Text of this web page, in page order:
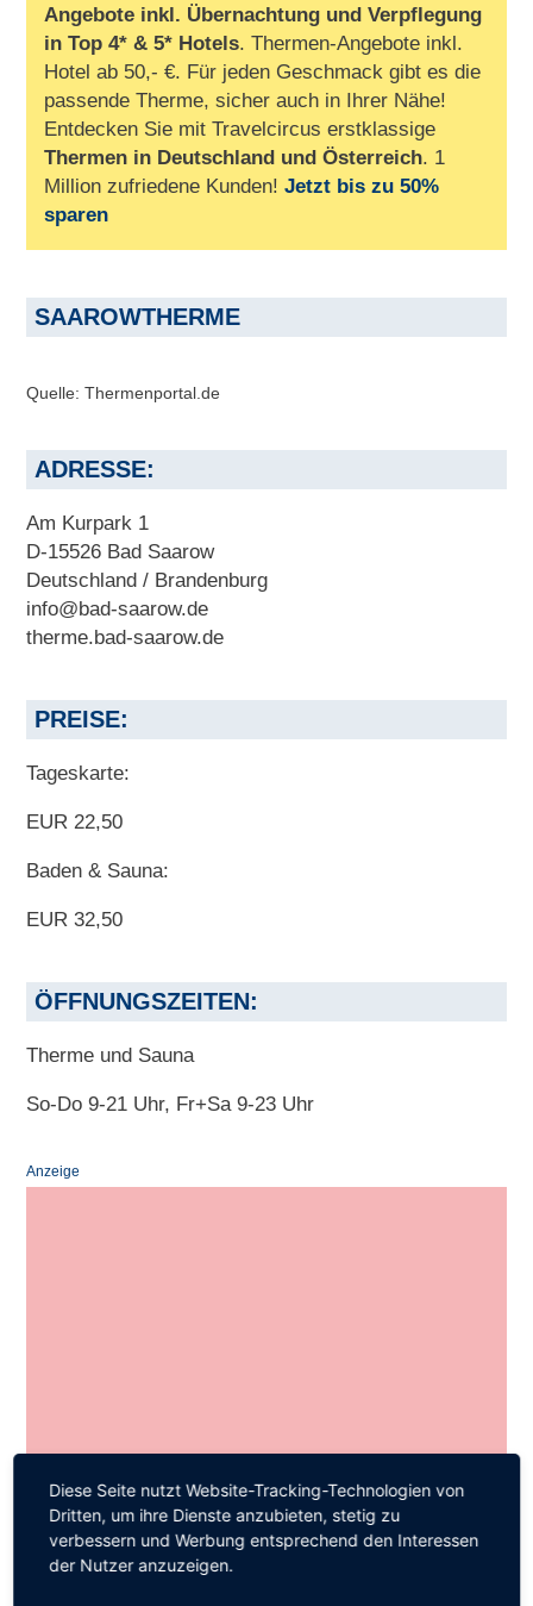
Angebote inkl. Übernachtung und Verpflegung
in Top 4* & 5* Hotels. Thermen-Angebote inkl.
Hotel ab 50,- €. Für jeden Geschmack gibt es die
passende Therme, sicher auch in Ihrer Nähe!
Entdecken Sie mit Travelcircus erstklassige
Thermen in Deutschland und Österreich. 1
Million zufriedene Kunden!Jetzt bis zu 50%
sparen
SAAROWTHERME
Quelle: Thermenportal.de
ADRESSE:
Am Kurpark 1
D-15526 Bad Saarow
Deutschland / Brandenburg
info@bad-saarow.de
therme.bad-saarow.de
PREISE:
Tageskarte:
EUR 22,50
Baden & Sauna:
EUR 32,50
ÖFFNUNGSZEITEN:
Therme und Sauna
So-Do 9-21 Uhr, Fr+Sa 9-23 Uhr
Anzeige
Diese Seite nutzt Website-Tracking-Technologien von
Dritten, um ihre Dienste anzubieten, stetig zu
verbessern und Werbung entsprechend den Interessen
der Nutzer anzuzeigen.